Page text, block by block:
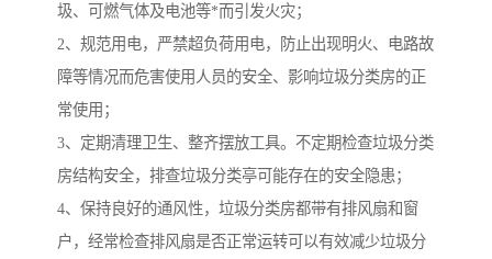
圾、可燃气体及电池等*而引发火灾；
2、规范用电，严禁超负荷用电，防止出现明火、电路故
障等情况而危害使用人员的安全、影响垃圾分类房的正
常使用；
3、定期清理卫生、整齐摆放工具。不定期检查垃圾分类
房结构安全，排查垃圾分类亭可能存在的安全隐患；
4、保持良好的通风性，垃圾分类房都带有排风扇和窗
户，经常检查排风扇是否正常运转可以有效减少垃圾分